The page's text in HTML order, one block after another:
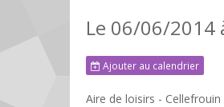
Le 06/06/2014
Ajouter au calendrier
Aire de loisirs - Cellefrouin